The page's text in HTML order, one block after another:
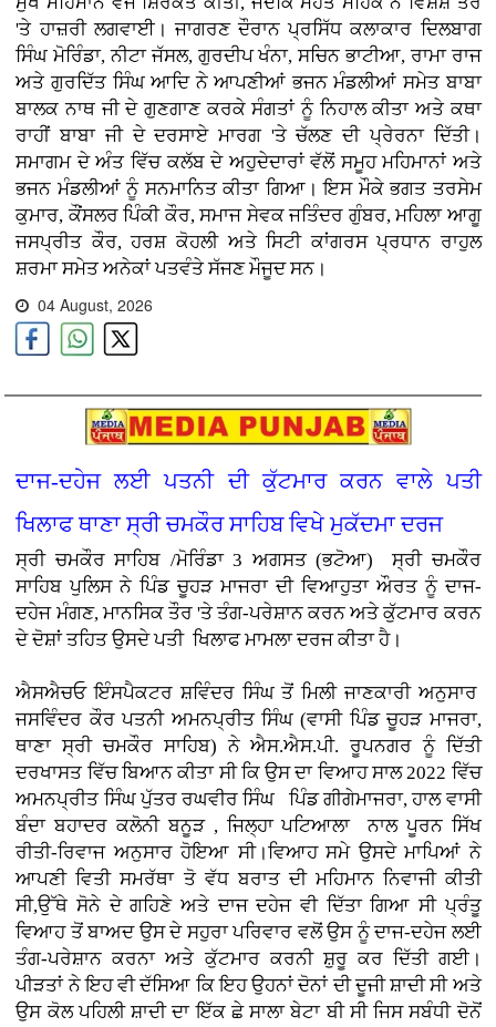
'ਤੇ ਹਾਜ਼ਰੀ ਲਗਵਾਈ। ਜਾਗਰਣ ਦੌਰਾਨ ਪ੍ਰਸਿੱਧ ਕਲਾਕਾਰ ਦਿਲਬਾਗ
ਸਿੰਘ ਮੋਰਿੰਡਾ, ਨੀਟਾ ਜੱਸਲ, ਗੁਰਦੀਪ ਖੰਨਾ, ਸਚਿਨ ਭਾਟੀਆ, ਰਾਮਾ ਰਾਜ
ਅਤੇ ਗੁਰਦਿੱਤ ਸਿੰਘ ਆਦਿ ਨੇ ਆਪਣੀਆਂ ਭਜਨ ਮੰਡਲੀਆਂ ਸਮੇਤ ਬਾਬਾ
ਬਾਲਕ ਨਾਥ ਜੀ ਦੇ ਗੁਣਗਾਣ ਕਰਕੇ ਸੰਗਤਾਂ ਨੂੰ ਨਿਹਾਲ ਕੀਤਾ ਅਤੇ ਕਥਾ
ਰਾਹੀਂ ਬਾਬਾ ਜੀ ਦੇ ਦਰਸਾਏ ਮਾਰਗ 'ਤੇ ਚੱਲਣ ਦੀ ਪ੍ਰੇਰਨਾ ਦਿੱਤੀ।
ਸਮਾਗਮ ਦੇ ਅੰਤ ਵਿੱਚ ਕਲੱਬ ਦੇ ਅਹੁਦੇਦਾਰਾਂ ਵੱਲੋਂ ਸਮੂਹ ਮਹਿਮਾਨਾਂ ਅਤੇ
ਭਜਨ ਮੰਡਲੀਆਂ ਨੂੰ ਸਨਮਾਨਿਤ ਕੀਤਾ ਗਿਆ। ਇਸ ਮੌਕੇ ਭਗਤ ਤਰਸੇਮ
ਕੁਮਾਰ, ਕੌਂਸਲਰ ਪਿੰਕੀ ਕੌਰ, ਸਮਾਜ ਸੇਵਕ ਜਤਿੰਦਰ ਗੁੰਬਰ, ਮਹਿਲਾ ਆਗੂ
ਜਸਪ੍ਰੀਤ ਕੌਰ, ਹਰਸ਼ ਕੋਹਲੀ ਅਤੇ ਸਿਟੀ ਕਾਂਗਰਸ ਪ੍ਰਧਾਨ ਰਾਹੁਲ
ਸ਼ਰਮਾ ਸਮੇਤ ਅਨੇਕਾਂ ਪਤਵੰਤੇ ਸੱਜਣ ਮੌਜੂਦ ਸਨ।
04 August, 2026
ਦਾਜ-ਦਹੇਜ ਲਈ ਪਤਨੀ ਦੀ ਕੁੱਟਮਾਰ ਕਰਨ ਵਾਲੇ ਪਤੀ
ਖਿਲਾਫ ਥਾਣਾ ਸ੍ਰੀ ਚਮਕੌਰ ਸਾਹਿਬ ਵਿਖੇ ਮੁਕੱਦਮਾ ਦਰਜ
ਸ੍ਰੀ ਚਮਕੌਰ ਸਾਹਿਬ /ਮੋਰਿੰਡਾ 3 ਅਗਸਤ (ਭਟੋਆ)
ਸ੍ਰੀ ਚਮਕੌਰ
ਸਾਹਿਬ ਪੁਲਿਸ ਨੇ ਪਿੰਡ ਚੂਹੜ ਮਾਜਰਾ ਦੀ ਵਿਆਹੁਤਾ ਔਰਤ ਨੂੰ ਦਾਜ-
ਦਹੇਜ ਮੰਗਣ, ਮਾਨਸਿਕ ਤੌਰ 'ਤੇ ਤੰਗ-ਪਰੇਸ਼ਾਨ ਕਰਨ ਅਤੇ ਕੁੱਟਮਾਰ ਕਰਨ
ਦੇ ਦੋਸ਼ਾਂ ਤਹਿਤ ਉਸਦੇ ਪਤੀ ਖਿਲਾਫ ਮਾਮਲਾ ਦਰਜ ਕੀਤਾ ਹੈ।
ਐਸਐਚਓ ਇੰਸਪੈਕਟਰ ਸ਼ਵਿੰਦਰ ਸਿੰਘ ਤੋਂ ਮਿਲੀ ਜਾਣਕਾਰੀ ਅਨੁਸਾਰ
ਜਸਵਿੰਦਰ ਕੌਰ ਪਤਨੀ ਅਮਨਪ੍ਰੀਤ ਸਿੰਘ (ਵਾਸੀ ਪਿੰਡ ਚੂਹੜ ਮਾਜਰਾ,
ਥਾਣਾ ਸ੍ਰੀ ਚਮਕੌਰ ਸਾਹਿਬ) ਨੇ ਐਸ.ਐਸ.ਪੀ. ਰੂਪਨਗਰ ਨੂੰ ਦਿੱਤੀ
ਦਰਖਾਸਤ ਵਿੱਚ ਬਿਆਨ ਕੀਤਾ ਸੀ ਕਿ ਉਸ ਦਾ ਵਿਆਹ ਸਾਲ 2022 ਵਿੱਚ
ਅਮਨਪ੍ਰੀਤ ਸਿੰਘ ਪੁੱਤਰ ਰਘਵੀਰ ਸਿੰਘ ਪਿੰਡ ਗੀਗੇਮਾਜਰਾ, ਹਾਲ ਵਾਸੀ
ਬੰਦਾ ਬਹਾਦਰ ਕਲੋਨੀ ਬਨੂੜ , ਜਿਲ੍ਹਾ ਪਟਿਆਲਾ ਨਾਲ ਪੂਰਨ ਸਿੱਖ
ਰੀਤੀ-ਰਿਵਾਜ ਅਨੁਸਾਰ ਹੋਇਆ ਸੀ।ਵਿਆਹ ਸਮੇ ਉਸਦੇ ਮਾਪਿਆਂ ਨੇ
ਆਪਣੀ ਵਿਤੀ ਸਮਰੱਥਾ ਤੋ ਵੱਧ ਬਰਾਤ ਦੀ ਮਹਿਮਾਨ ਨਿਵਾਜੀ ਕੀਤੀ
ਸੀ,ਉੱਥੇ ਸੋਨੇ ਦੇ ਗਹਿਣੇ ਅਤੇ ਦਾਜ ਦਹੇਜ ਵੀ ਦਿੱਤਾ ਗਿਆ ਸੀ ਪ੍ਰੰਤੂ
ਵਿਆਹ ਤੋਂ ਬਾਅਦ ਉਸ ਦੇ ਸਹੁਰਾ ਪਰਿਵਾਰ ਵਲੋਂ ਉਸ ਨੂੰ ਦਾਜ-ਦਹੇਜ ਲਈ
ਤੰਗ-ਪਰੇਸ਼ਾਨ ਕਰਨਾ ਅਤੇ ਕੁੱਟਮਾਰ ਕਰਨੀ ਸ਼ੁਰੂ ਕਰ ਦਿੱਤੀ ਗਈ।
ਪੀੜਤਾਂ ਨੇ ਇਹ ਵੀ ਦੱਸਿਆ ਕਿ ਇਹ ਉਹਨਾਂ ਦੋਨਾਂ ਦੀ ਦੂਜੀ ਸ਼ਾਦੀ ਸੀ ਅਤੇ
ਉਸ ਕੋਲ ਪਹਿਲੀ ਸ਼ਾਦੀ ਦਾ ਇੱਕ ਛੇ ਸਾਲਾ ਬੇਟਾ ਬੀ ਸੀ ਜਿਸ ਸਬੰਧੀ ਦੋਨੋਂ